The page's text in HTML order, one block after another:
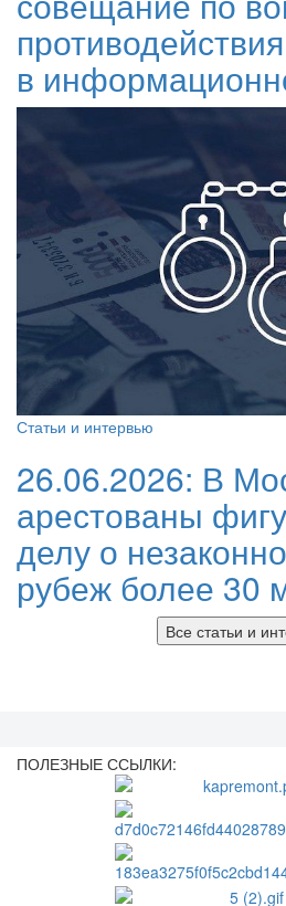
в
Статьи и интервью
26.06.2026: В
арестованы
делу о
рубеж более 30
Все статьи и
ПОЛЕЗНЫЕ ССЫЛКИ: